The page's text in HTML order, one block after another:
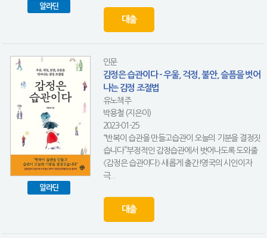
알라딘
대출
알라딘
인문
감정은 습관이다 - 우울, 걱정, 불안, 슬픔을 벗어
나는 감정 조절법
유노책주
박용철 (지은이)
2023-01-25
“반복이 습관을 만들고습관이 오늘의 기분을 결정짓
습니다”부정적인 감정습관에서 벗어나도록 도와줄
《감정은 습관이다》 새롭게 출간!영국의 시인이자
극...
대출